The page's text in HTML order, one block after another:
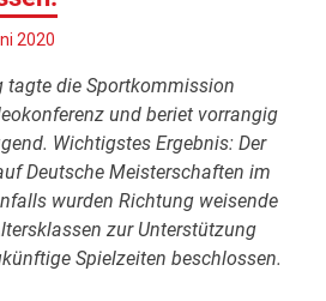
2020
tagte die Sportkommission
und beriet vorrangig
Wichtigstes Ergebnis: Der
Deutsche Meisterschaften im
wurden Richtung weisende
zur Unterstützung
Spielzeiten beschlossen.